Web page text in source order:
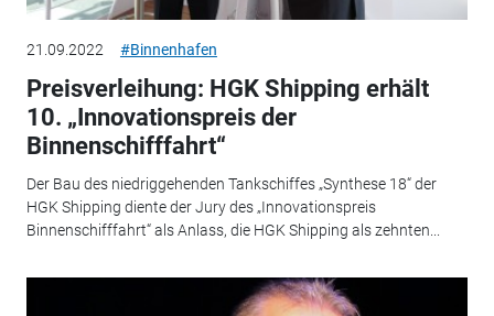
21.09.2022 #Binnenhafen
Preisverleihung: HGK Shipping erhält
10. „Innovationspreis der
Binnenschifffahrt“
Der Bau des niedriggehenden Tankschiffes „Synthese 18“ der
HGK Shipping diente der Jury des „Innovationspreis
Binnenschifffahrt“ als Anlass, die HGK Shipping als zehnten...